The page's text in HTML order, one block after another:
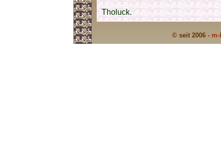
Tholuck.
© seit 2006 -